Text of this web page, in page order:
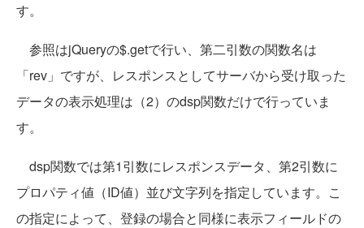
す。
参照はjQueryの$.getで行い、第二引数の関数名は
「rev」ですが、レスポンスとしてサーバから受け取った
データの表示処理は（2）のdsp関数だけで行っていま
す。
dsp関数では第1引数にレスポンスデータ、第2引数に
プロパティ値（ID値）並び文字列を指定しています。こ
の指定によって、登録の場合と同様に表示フィールドの